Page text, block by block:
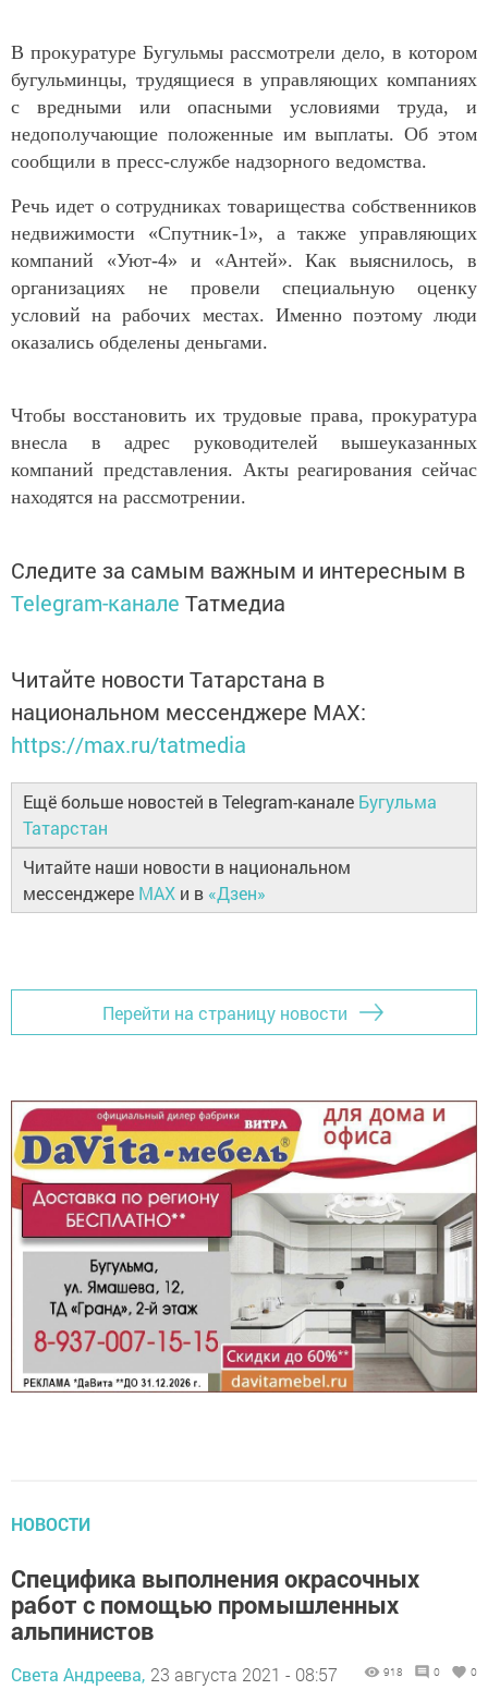
В прокуратуре Бугульмы рассмотрели дело, в котором
бугульминцы, трудящиеся в управляющих компаниях
с вредными или опасными условиями труда, и
недополучающие положенные им выплаты. Об этом
сообщили в пресс-службе надзорного ведомства.
Речь идет о сотрудниках товарищества собственников
недвижимости «Спутник-1», а также управляющих
компаний «Уют-4» и «Антей». Как выяснилось, в
организациях не провели специальную оценку
условий на рабочих местах. Именно поэтому люди
оказались обделены деньгами.
Чтобы восстановить их трудовые права, прокуратура
внесла в адрес руководителей вышеуказанных
компаний представления. Акты реагирования сейчас
находятся на рассмотрении.
Следите за самым важным и интересным в
Telegram-канале Татмедиа
Читайте новости Татарстана в
национальном мессенджере MАХ:
https://max.ru/tatmedia
Ещё больше новостей в Telegram-канале Бугульма
Татарстан
Читайте наши новости в национальном
мессенджере MAX и в «Дзен»
Перейти на страницу новости
НОВОСТИ
Специфика выполнения окрасочных
работ с помощью промышленных
альпинистов
Света Андреева, 23 августа 2021 - 08:57 918 0 0